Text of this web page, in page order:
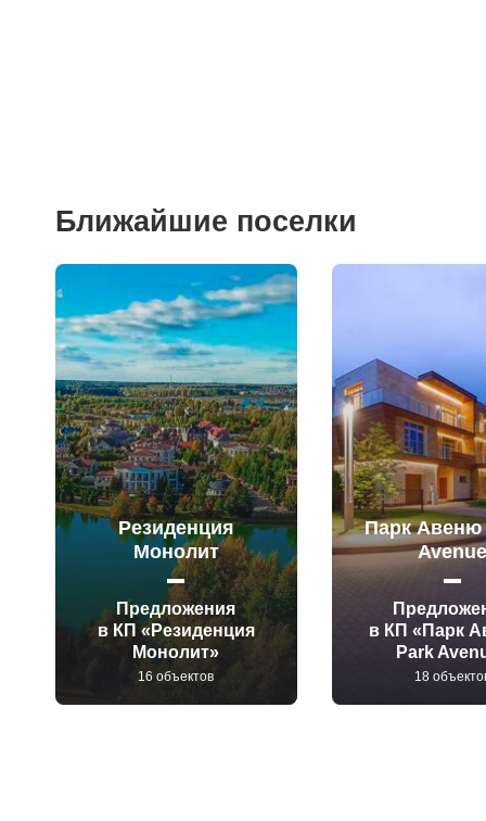
Ближайшие поселки
Резиденция
Монолит
Предложения
в КП «Резиденция
Монолит»
16 объектов
Парк Авеню
в КП «Парк
Park
18